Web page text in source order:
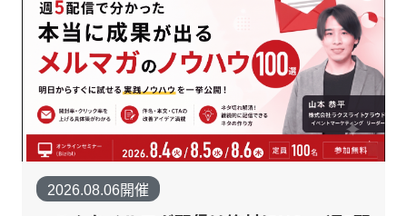
2026.08.06開催